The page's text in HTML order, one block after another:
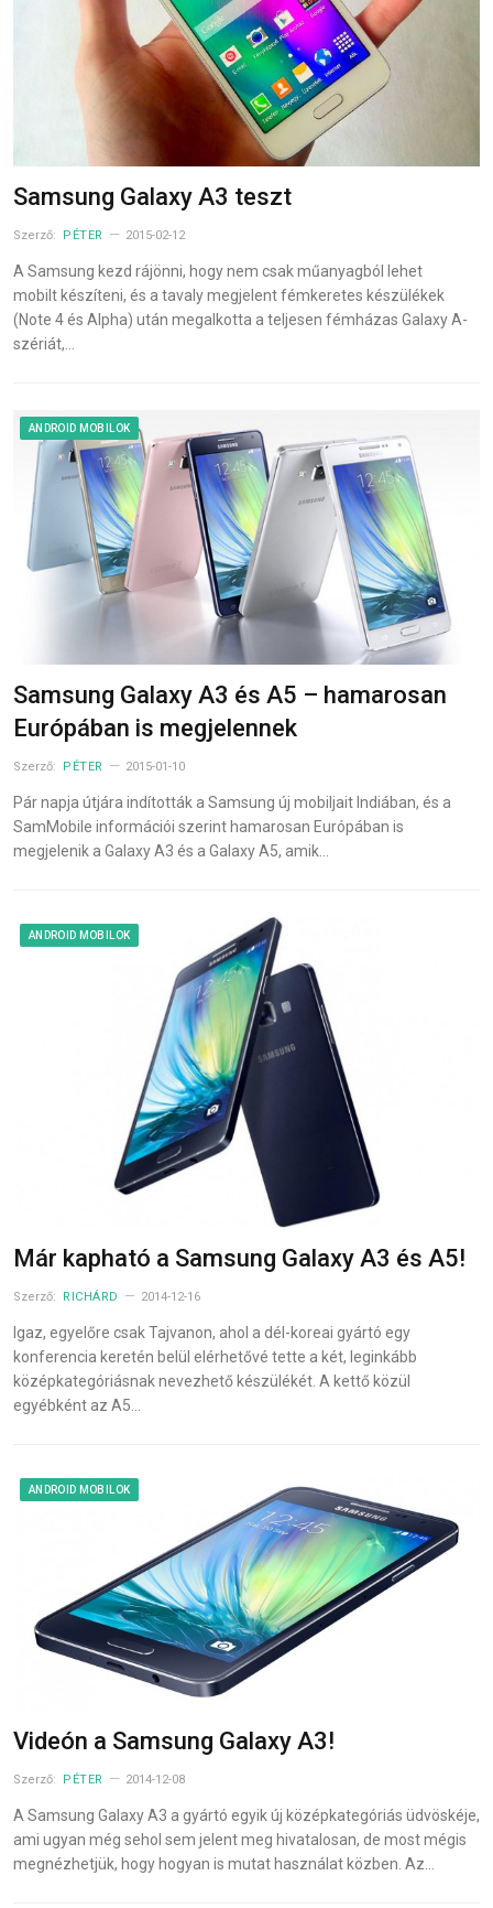
Samsung Galaxy A3 teszt
Szerző: PÉTER 2015-02-12
A Samsung kezd rájönni, hogy nem csak műanyagból lehet
mobilt készíteni, és a tavaly megjelent fémkeretes készülékek
(Note 4 és Alpha) után megalkotta a teljesen fémházas Galaxy A-
szériát,…
ANDROID MOBILOK
Samsung Galaxy A3 és A5 – hamarosan
Európában is megjelennek
Szerző: PÉTER 2015-01-10
Pár napja útjára indították a Samsung új mobiljait Indiában, és a
SamMobile információi szerint hamarosan Európában is
megjelenik a Galaxy A3 és a Galaxy A5, amik…
ANDROID MOBILOK
Már kapható a Samsung Galaxy A3 és A5!
Szerző: RICHÁRD 2014-12-16
Igaz, egyelőre csak Tajvanon, ahol a dél-koreai gyártó egy
konferencia keretén belül elérhetővé tette a két, leginkább
középkategóriásnak nevezhető készülékét. A kettő közül
egyébként az A5…
ANDROID MOBILOK
Videón a Samsung Galaxy A3!
Szerző: PÉTER 2014-12-08
A Samsung Galaxy A3 a gyártó egyik új középkategóriás üdvöskéje,
ami ugyan még sehol sem jelent meg hivatalosan, de most mégis
megnézhetjük, hogy hogyan is mutat használat közben. Az…